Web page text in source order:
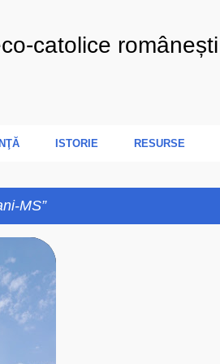
catolice românești
ISTORIE RESURSE
MS